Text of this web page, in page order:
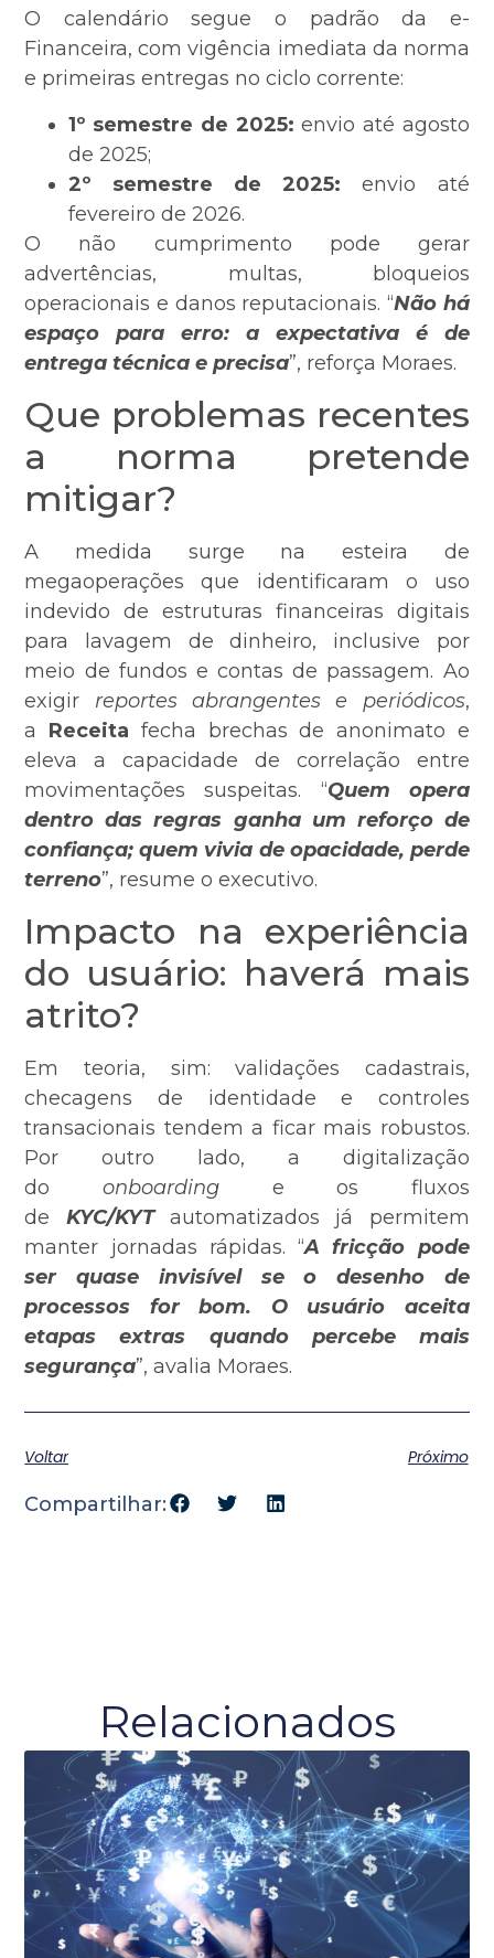
O calendário segue o padrão da e-
Financeira, com vigência imediata da norma
e primeiras entregas no ciclo corrente:
1º semestre de 2025: envio até agosto
de 2025;
2º semestre de 2025: envio até
fevereiro de 2026.
O não cumprimento pode gerar
advertências, multas, bloqueios
operacionais e danos reputacionais. “Não há
espaço para erro: a expectativa é de
entrega técnica e precisa”, reforça Moraes.
Que problemas recentes
a norma pretende
mitigar?
A medida surge na esteira de
megaoperações que identificaram o uso
indevido de estruturas financeiras digitais
para lavagem de dinheiro, inclusive por
meio de fundos e contas de passagem. Ao
exigir reportes abrangentes e periódicos,
a Receita fecha brechas de anonimato e
eleva a capacidade de correlação entre
movimentações suspeitas. “Quem opera
dentro das regras ganha um reforço de
confiança; quem vivia de opacidade, perde
terreno”, resume o executivo.
Impacto na experiência
do usuário: haverá mais
atrito?
Em teoria, sim: validações cadastrais,
checagens de identidade e controles
transacionais tendem a ficar mais robustos.
Por outro lado, a digitalização
do onboardinge os fluxos
de
KYC/KYTautomatizados já permitem
manter jornadas rápidas. “A fricção pode
ser quase invisível se o desenho de
processos for bom. O usuário aceita
etapas extras quando percebe mais
segurança”, avalia Moraes.
Voltar Próximo
Compartilhar:
Relacionados